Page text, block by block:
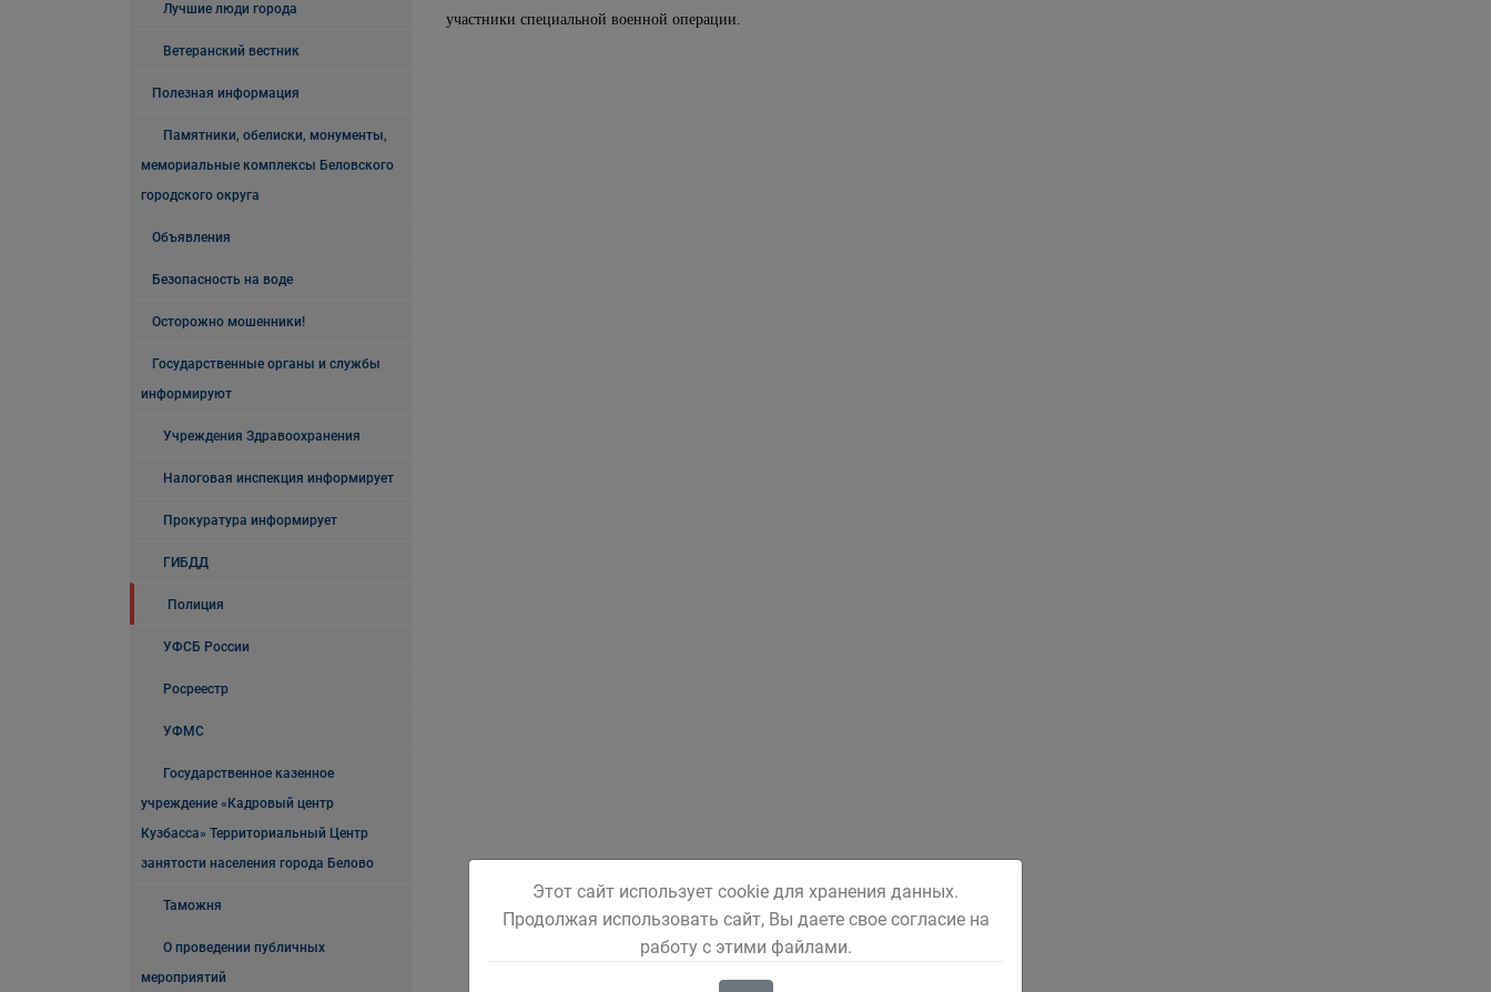
Лучшие люди города
Ветеранский вестник
Полезная информация
Памятники, обелиски, монументы,
мемориальные комплексы Беловского
городского округа
Объявления
Безопасность на воде
Осторожно мошенники!
Государственные органы и службы
информируют
Учреждения Здравоохранения
Налоговая инспекция информирует
Прокуратура информирует
ГИБДД
Полиция
УФСБ России
Росреестр
УФМС
Государственное казенное
учреждение «Кадровый центр
Кузбасса» Территориальный Центр
занятости населения города Белово
Таможня
О проведении публичных
мероприятий
участники специальной военной операции.
Этот сайт использует cookie для хранения данных.
Продолжая использовать сайт, Вы даете свое согласие на
работу с этими файлами.